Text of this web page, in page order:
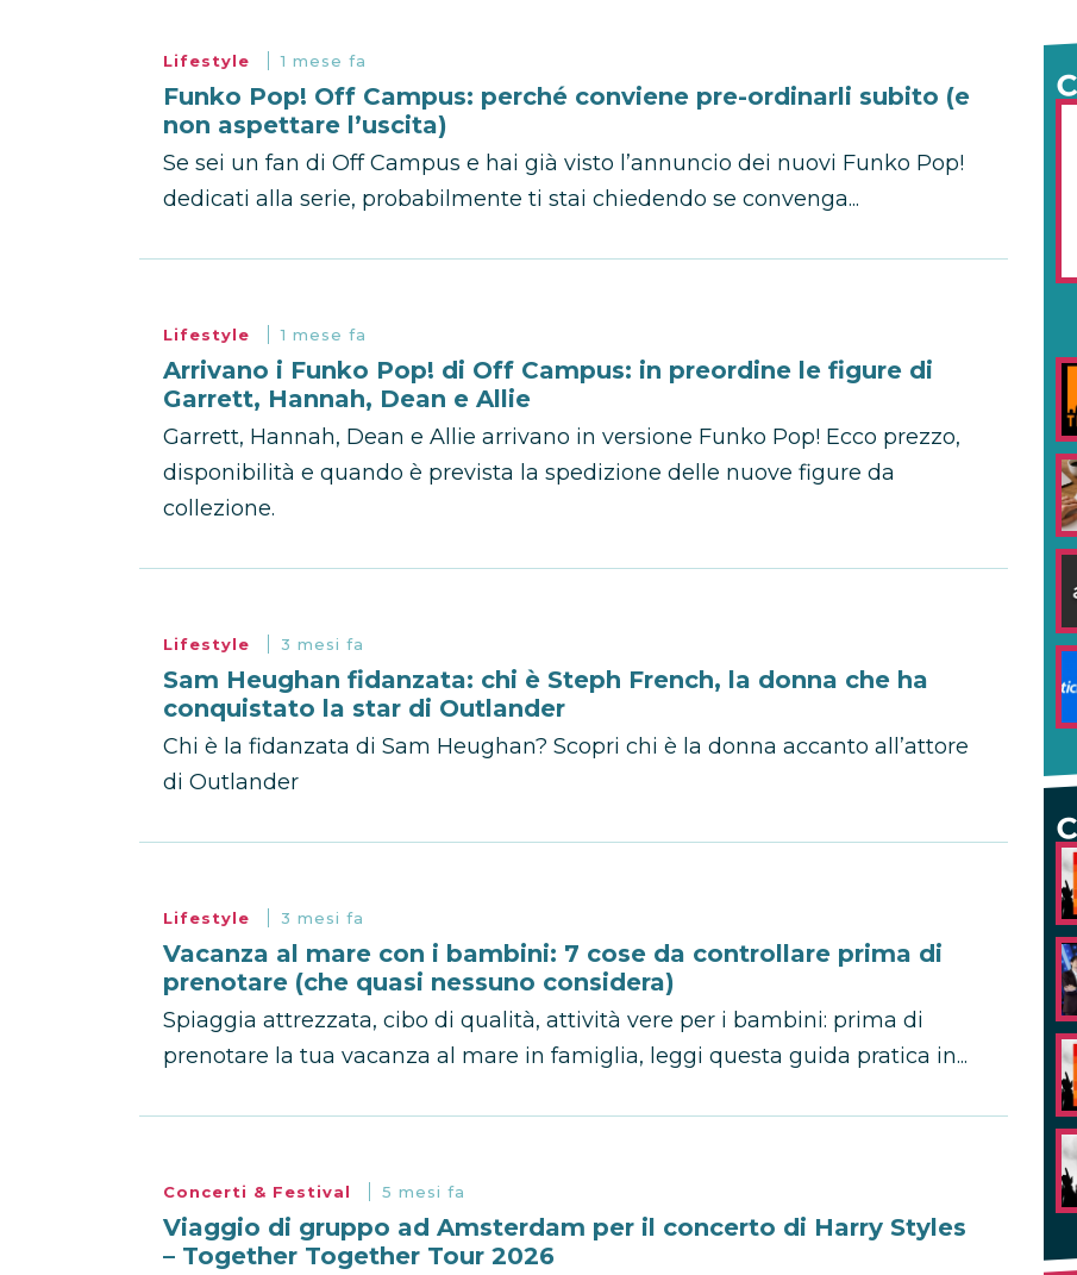
Lifestyle 1 mese fa
Funko Pop! Off Campus: perché conviene pre-ordinarli subito (e
non aspettare l’uscita)
Se sei un fan di Off Campus e hai già visto l’annuncio dei nuovi Funko Pop!
dedicati alla serie, probabilmente ti stai chiedendo se convenga...
Lifestyle 1 mese fa
Arrivano i Funko Pop! di Off Campus: in preordine le figure di
Garrett, Hannah, Dean e Allie
Garrett, Hannah, Dean e Allie arrivano in versione Funko Pop! Ecco prezzo,
disponibilità e quando è prevista la spedizione delle nuove figure da
collezione.
Lifestyle 3 mesi fa
Sam Heughan fidanzata: chi è Steph French, la donna che ha
conquistato la star di Outlander
Chi è la fidanzata di Sam Heughan? Scopri chi è la donna accanto all’attore
di Outlander
Lifestyle 3 mesi fa
Vacanza al mare con i bambini: 7 cose da controllare prima di
prenotare (che quasi nessuno considera)
Spiaggia attrezzata, cibo di qualità, attività vere per i bambini: prima di
prenotare la tua vacanza al mare in famiglia, leggi questa guida pratica in...
Concerti & Festival 5 mesi fa
Viaggio di gruppo ad Amsterdam per il concerto di Harry Styles
– Together Together Tour 2026